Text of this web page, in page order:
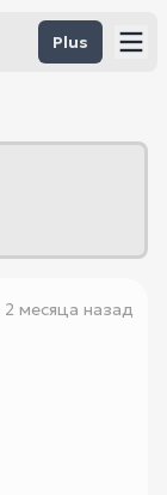
Plus
2 месяца назад